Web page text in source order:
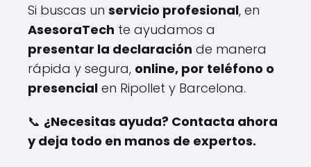
Si buscas un servicio profesional, en
AsesoraTech te ayudamos a
presentar la declaración de manera
rápida y segura, online, por teléfono o
presencial en Ripollet y Barcelona.
📞 ¿Necesitas ayuda? Contacta ahora
y deja todo en manos de expertos.